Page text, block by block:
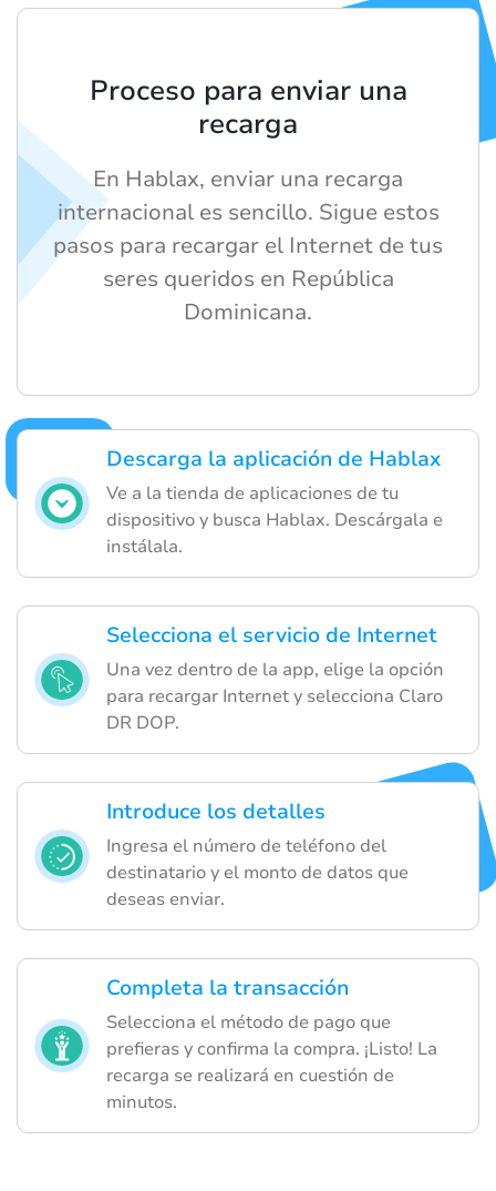
Descarga la aplicación de Hablax
Ve a la tienda de aplicaciones de tu
dispositivo y busca Hablax. Descárgala e
instálala.
Selecciona el servicio de Internet
Una vez dentro de la app, elige la opción
para recargar Internet y selecciona Claro
DR DOP.
Introduce los detalles
Ingresa el número de teléfono del
destinatario y el monto de datos que
deseas enviar.
Completa la transacción
Selecciona el método de pago que
prefieras y confirma la compra. ¡Listo! La
recarga se realizará en cuestión de
minutos.
Proceso para enviar una
recarga
En Hablax, enviar una recarga
internacional es sencillo. Sigue estos
pasos para recargar el Internet de tus
seres queridos en República
Dominicana.